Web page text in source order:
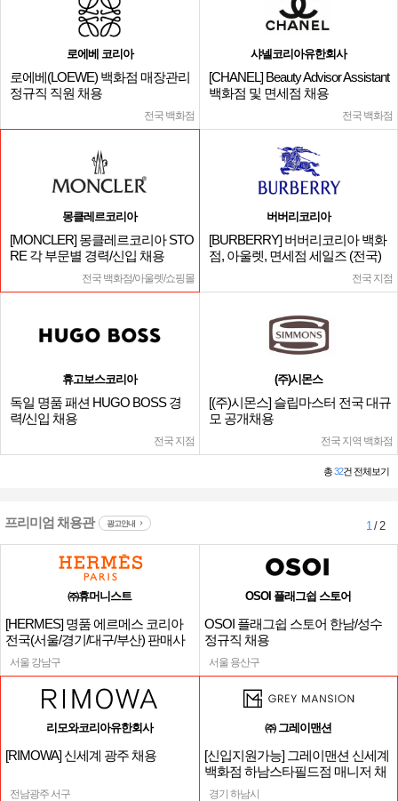
로에베 코리아
로에베(LOEWE) 백화점 매장관리
정규직 직원 채용
전국 백화점
샤넬코리아유한회사
[CHANEL] Beauty Advisor Assistant
백화점 및 면세점 채용
전국 백화점
몽클레르코리아
[MONCLER] 몽클레르코리아 STO
RE 각 부문별 경력/신입 채용
전국 백화점/아울렛/쇼핑몰
버버리코리아
[BURBERRY] 버버리코리아 백화
점, 아울렛, 면세점 세일즈 (전국)
전국 지점
휴고보스코리아
독일 명품 패션 HUGO BOSS 경
력/신입 채용
전국 지점
(주)시몬스
[(주)시몬스] 슬립마스터 전국 대규
모 공개채용
전국 지역 백화점
총32건 전체보기
프리미엄 채용관 광고안내 1/ 2
㈜휴머니스트
[HERMES] 명품 에르메스 코리아
전국(서울/경기/대구/부산) 판매사
원
서울 강남구
OSOI 플래그쉽 스토어
OSOI 플래그쉽 스토어 한남/성수
정규직 채용
서울 용산구
리모와코리아유한회사
[RIMOWA] 신세계 광주 채용
전남광주 서구
㈜ 그레이맨션
[신입지원가능] 그레이맨션 신세계
백화점 하남스타필드점 매니저 채
용
경기 하남시